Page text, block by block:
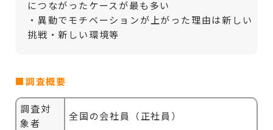
につながったケースが最も多い
・異動でモチベーションが上がった理由は新しい
挑戦・新しい環境等
■調査概要
調査対
象者
全国の会社員（正社員）